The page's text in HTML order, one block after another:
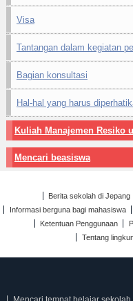
Visa
Tantangan dalam kegiatan
Bagian konsultasi
Hal-hal yang harus
Kuliah Manajemen Resiko
Mencari beasiswa
Berita sekolah di Jepang
Informasi berguna bagi mahasiswa
Ketentuan Penggunaan
Tentang